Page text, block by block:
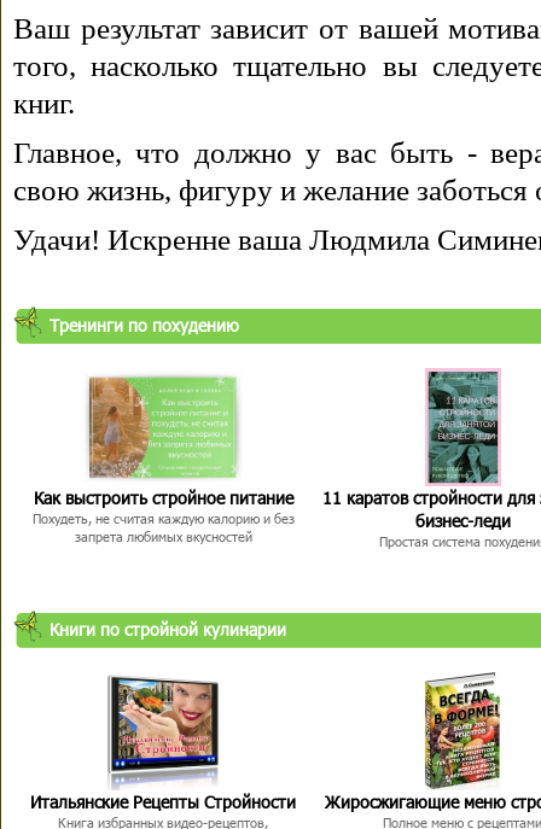
Ваш результат зависит от вашей
того, насколько тщательно вы
книг.
Главное, что должно у вас быть -
свою жизнь, фигуру и желание заботься
Удачи! Искренне ваша Людмила
Тренинги по похудению
Как выстроить стройное питание
Похудеть, не считая каждую калорию и без
запрета любимых вкусностей
11 каратов стройности для
бизнес-леди
Простая система
Книги по стройной кулинарии
Итальянские Рецепты Стройности
Книга избранных видео-рецептов,
Жиросжигающие меню
Полное меню с рецептами